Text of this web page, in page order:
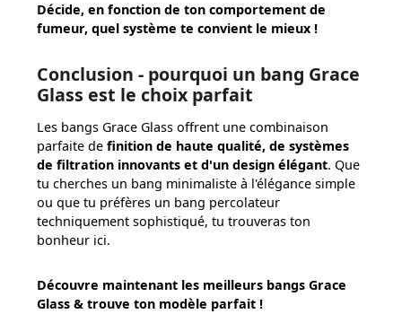
Décide, en fonction de ton comportement de
fumeur, quel système te convient le mieux !
Conclusion - pourquoi un bang Grace
Glass est le choix parfait
Les bangs Grace Glass offrent une combinaison
parfaite de finition de haute qualité, de systèmes
de filtration innovants et d'un design élégant. Que
tu cherches un bang minimaliste à l'élégance simple
ou que tu préfères un bang percolateur
techniquement sophistiqué, tu trouveras ton
bonheur ici.
Découvre maintenant les meilleurs bangs Grace
Glass & trouve ton modèle parfait !